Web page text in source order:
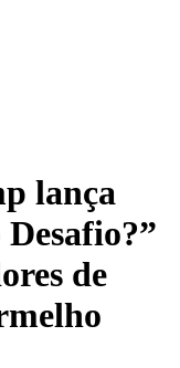
lança
de